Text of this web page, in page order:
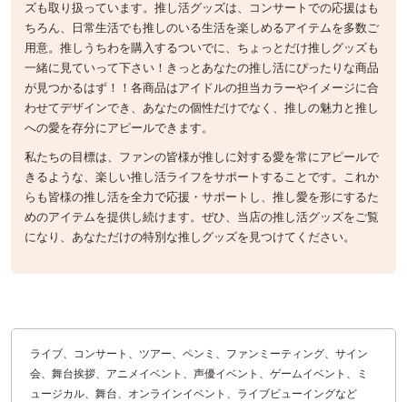
ズも取り扱っています。推し活グッズは、コンサートでの応援はも
ちろん、日常生活でも推しのいる生活を楽しめるアイテムを多数ご
用意。推しうちわを購入するついでに、ちょっとだけ推しグッズも
一緒に見ていって下さい！きっとあなたの推し活にぴったりな商品
が見つかるはず！！各商品はアイドルの担当カラーやイメージに合
わせてデザインでき、あなたの個性だけでなく、推しの魅力と推し
への愛を存分にアピールできます。
私たちの目標は、ファンの皆様が推しに対する愛を常にアピールで
きるような、楽しい推し活ライフをサポートすることです。これか
らも皆様の推し活を全力で応援・サポートし、推し愛を形にするた
めのアイテムを提供し続けます。ぜひ、当店の推し活グッズをご覧
になり、あなただけの特別な推しグッズを見つけてください。
ライブ、コンサート、ツアー、ペンミ、ファンミーティング、サイン
会、舞台挨拶、アニメイベント、声優イベント、ゲームイベント、ミ
ュージカル、舞台、オンラインイベント、ライブビューイングなど